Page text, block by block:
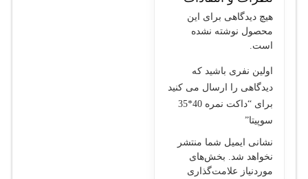
هیچ دیدگاهی برای این
محصول نوشته نشده
است.
اولین نفری باشید که
دیدگاهی را ارسال می کنید
برای “داکت نمره 40*35
سوپيتا”
نشانی ایمیل شما منتشر
نخواهد شد. بخش‌های
موردنیاز علامت‌گذاری